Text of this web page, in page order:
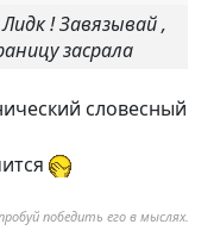
! Завязывай ,
засрала
словесный
победить его в мыслях.